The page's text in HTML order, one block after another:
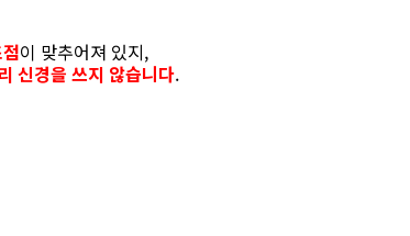
이 맞추어져 있지,
신경을 쓰지 않습니다.